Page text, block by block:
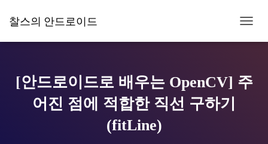
찰스의 안드로이드
비
션
토
[안드로이드로 배우는 OpenCV] 주
어진 점에 적합한 직선 구하기
(fitLine)